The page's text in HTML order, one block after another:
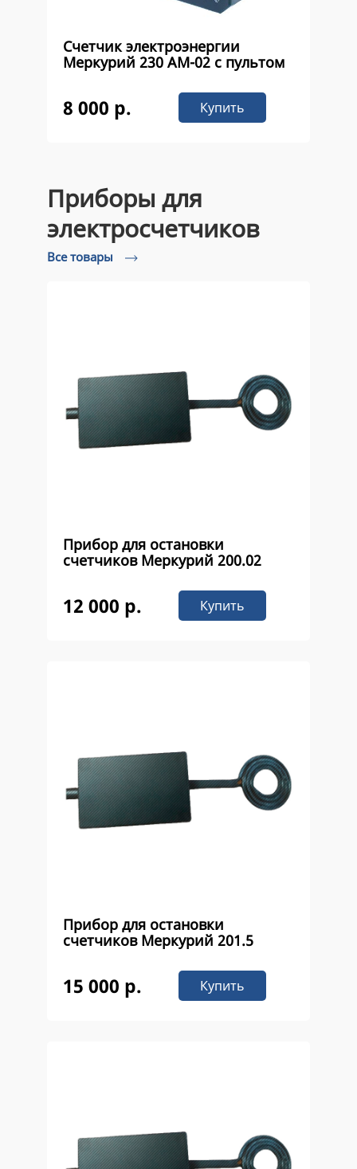
Счетчик электроэнергии
Меркурий 230 AM-02 с пультом
8 000 р. Купить
Приборы для
электросчетчиков
Все товары
Прибор для остановки
счетчиков Меркурий 200.02
12 000 р. Купить
Прибор для остановки
счетчиков Меркурий 201.5
15 000 р. Купить